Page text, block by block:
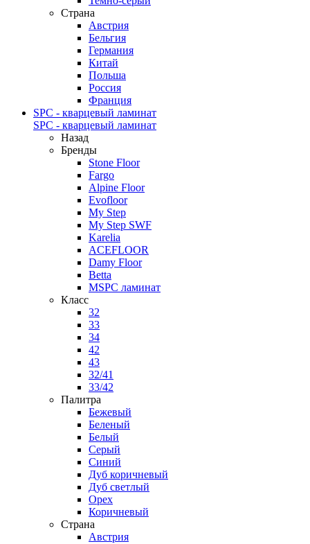
Страна
Австрия
Бельгия
Германия
Китай
Польша
Россия
Франция
SPC - кварцевый ламинат
SPC - кварцевый ламинат
Назад
Бренды
Stone Floor
Fargo
Alpine Floor
Evofloor
My Step
My Step SWF
Karelia
ACEFLOOR
Damy Floor
Betta
MSPC ламинат
Класс
32
33
34
42
43
32/41
33/42
Палитра
Бежевый
Беленый
Белый
Серый
Синий
Дуб коричневый
Дуб светлый
Орех
Коричневый
Страна
Австрия